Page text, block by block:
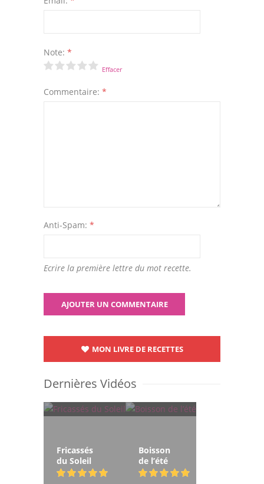
Note: *
Effacer
Commentaire: *
Anti-Spam: *
Ecrire la première lettre du mot recette.
MON LIVRE DE RECETTES
Dernières Vidéos
Fricassés
du Soleil
Boisson
de l’été